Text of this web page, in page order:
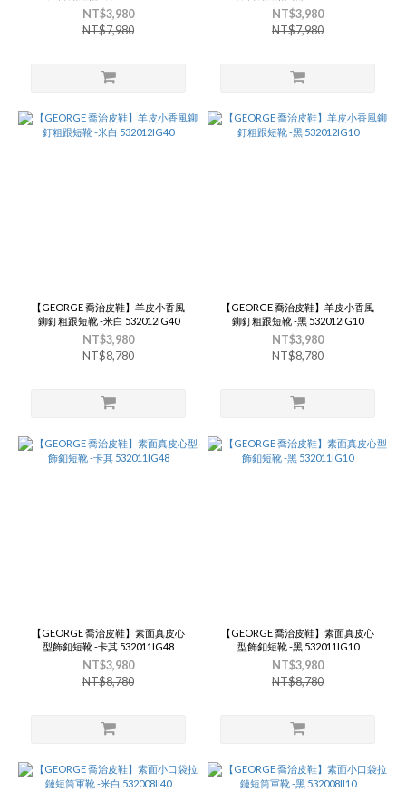
NT$3,980
NT$7,980
NT$3,980
NT$7,980
【GEORGE 喬治皮鞋】羊皮小香風
鉚釘粗跟短靴 -米白 532012IG40
NT$3,980
NT$8,780
【GEORGE 喬治皮鞋】羊皮小香風
鉚釘粗跟短靴 -黑 532012IG10
NT$3,980
NT$8,780
【GEORGE 喬治皮鞋】素面真皮心
型飾釦短靴 -卡其 532011IG48
NT$3,980
NT$8,780
【GEORGE 喬治皮鞋】素面真皮心
型飾釦短靴 -黑 532011IG10
NT$3,980
NT$8,780